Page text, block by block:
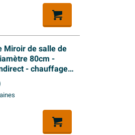
Miroir de salle de
80cm -
- chauffage
infrarouge